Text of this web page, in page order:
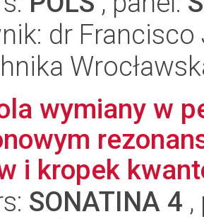
dr
wymiany w
i kropek
SONATINA 4